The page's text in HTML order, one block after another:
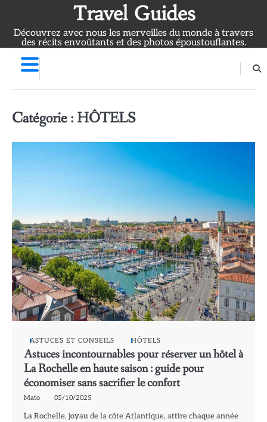
content
Travel Guides
Découvrez avec nous les merveilles du monde à travers
des récits envoûtants et des photos époustouflantes.
Catégorie : HÔTELS
ASTUCES ET CONSEILS HÔTELS
Astuces incontournables pour réserver un hôtel à
La Rochelle en haute saison : guide pour
économiser sans sacrifier le confort
Mato 05/10/2025
La Rochelle, joyau de la côte Atlantique, attire chaque année